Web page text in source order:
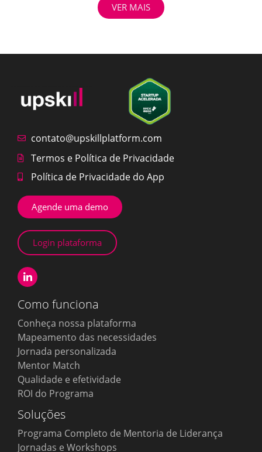
VER MAIS
contato@upskillplatform.com
Termos e Política de Privacidade
Política de Privacidade do App
Agende uma demo
Login plataforma
Como funciona
Conheça nossa plataforma
Mapeamento das necessidades
Jornada personalizada
Mentor Match
Qualidade e efetividade
ROI do Programa
Soluções
Programa Completo de Mentoria de Liderança
Jornadas e Workshops